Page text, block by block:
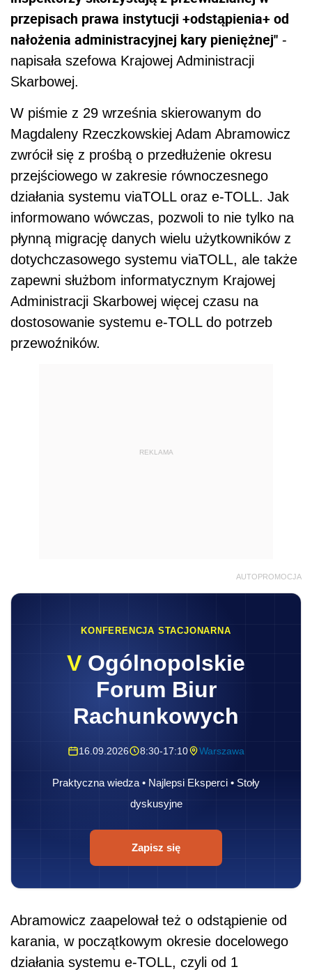
przepisach prawa instytucji +odstąpienia+ od
nałożenia administracyjnej kary pieniężnej" -
napisała szefowa Krajowej Administracji
Skarbowej.
W piśmie z 29 września skierowanym do
Magdaleny Rzeczkowskiej Adam Abramowicz
zwrócił się z prośbą o przedłużenie okresu
przejściowego w zakresie równoczesnego
działania systemu viaTOLL oraz e-TOLL. Jak
informowano wówczas, pozwoli to nie tylko na
płynną migrację danych wielu użytkowników z
dotychczasowego systemu viaTOLL, ale także
zapewni służbom informatycznym Krajowej
Administracji Skarbowej więcej czasu na
dostosowanie systemu e-TOLL do potrzeb
przewoźników.
REKLAMA
AUTOPROMOCJA
KONFERENCJA STACJONARNA
V Ogólnopolskie
Forum Biur
Rachunkowych
16.09.2026 8:30-17:10 Warszawa
Praktyczna wiedza • Najlepsi Eksperci • Stoły
dyskusyjne
Zapisz się
Abramowicz zaapelował też o odstąpienie od
karania, w początkowym okresie docelowego
działania systemu e-TOLL, czyli od 1